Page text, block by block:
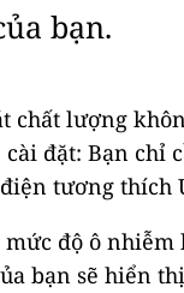
bạn.
chất lượng
đặt: Bạn chỉ
tương thích
độ ô
bạn sẽ hiển